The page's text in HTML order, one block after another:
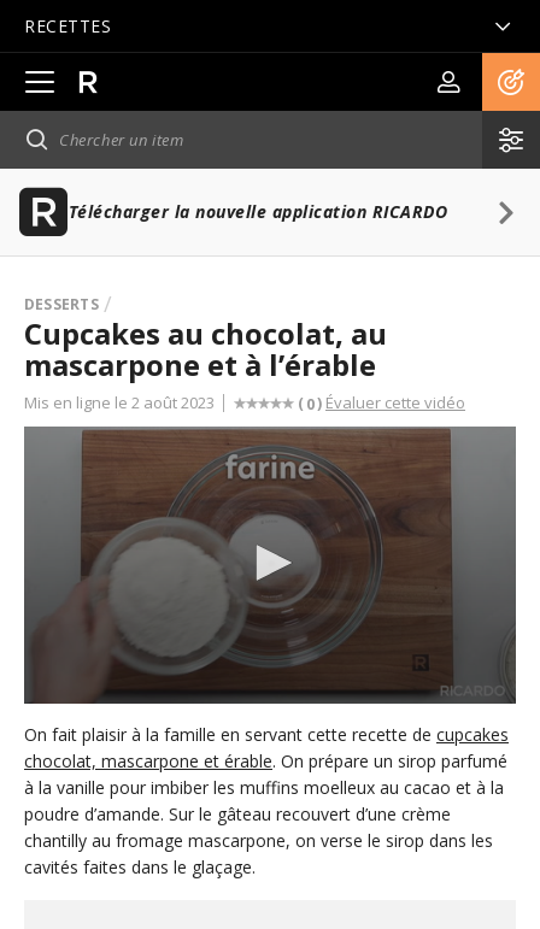
RECETTES
Ouvrir
la
navigation
principale
Télécharger la nouvelle application RICARDO
DESSERTS
Cupcakes au chocolat, au
mascarpone et à l’érable
Mis en ligne le 2 août 2023 ( 0) Évaluer cette vidéo
s
e
c
o
n
d
s
o
On fait plaisir à la famille en servant cette recette de cupcakes
chocolat, mascarpone et érable. On prépare un sirop parfumé
à la vanille pour imbiber les muffins moelleux au cacao et à la
poudre d’amande. Sur le gâteau recouvert d’une crème
chantilly au fromage mascarpone, on verse le sirop dans les
cavités faites dans le glaçage.